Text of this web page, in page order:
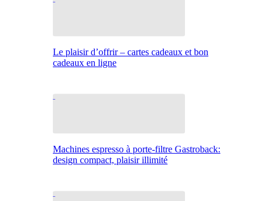
Le plaisir d’offrir – cartes cadeaux et bon
cadeaux en ligne
Machines espresso à porte-filtre Gastroback:
design compact, plaisir illimité